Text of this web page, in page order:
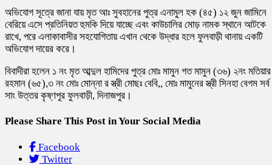
অভিযোগ সূত্রে জানা যায় মৃত আঃ সুবহানের পুত্র এনামুল হক (৪৫) ১২ জুন জামিনে
বেরিয়ে এসে প্রতিনিয়ত হুমকি দিয়ে যাচ্ছে এবং কাউচালির মোড় নামক স্থানে আটকে
রাখে, পরে এলাকাবাসীর সহযোগিতায় এখান থেকে উদ্ধার হলে ফুলবাড়ী থানায় একটি
অভিযোগ দায়ের করে।
বিবাদীরা হলেন ১ নং মৃত আব্দুল হামিদের পুত্র মোঃ মামুন গত মামুন (৩৬) ২নং মতিয়ার
রহমান (৬৫),৩ নং মোঃ মোন্না র স্ত্রী মোছঃ বেবি,, মোঃ মামুনের স্ত্রী সিনহা বেগম সর্ব
সাং উত্তর কৃষ্ণপুর ফুলবাড়ী, দিনাজপুর।
Please Share This Post in Your Social Media
Facebook
Twitter